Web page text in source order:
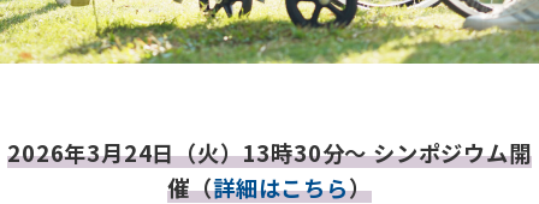
2026年3月24日（火）13時30分～ シンポジウム開
催（詳細はこちら）